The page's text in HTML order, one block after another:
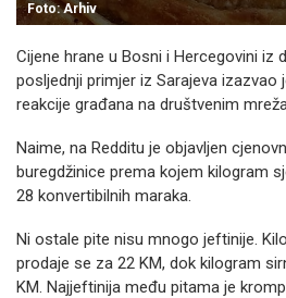
Foto: Arhiv
Cijene hrane u Bosni i Hercegovini iz
posljednji primjer iz Sarajeva izazvao
reakcije građana na društvenim
Naime, na Redditu je objavljen
buregdžinice prema kojem kilogram
28 konvertibilnih maraka.
Ni ostale pite nisu mnogo jeftinije.
prodaje se za 22 KM, dok kilogram
KM. Najjeftinija među pitama je